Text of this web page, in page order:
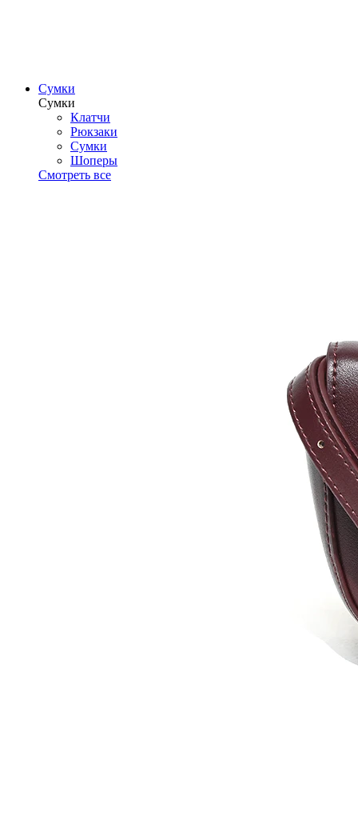
Сумки
Сумки
Клатчи
Рюкзаки
Сумки
Шоперы
Смотреть все